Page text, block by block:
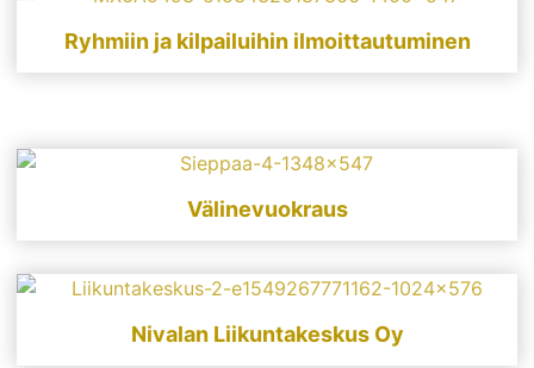
Ryhmiin ja kilpailuihin ilmoittautuminen
Välinevuokraus
Nivalan Liikuntakeskus Oy